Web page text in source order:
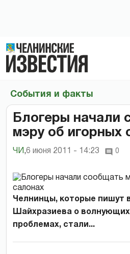
События и факты
Блогеры начали
мэру об игорных
ЧИ ,6 июня 2011 - 14:23 0
Челнинцы, которые пишут
Шайхразиева о
проблемах, стали...